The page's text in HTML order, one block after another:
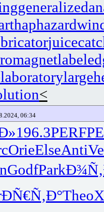
<
06:34
196.3PERF
OrieElseAnti
GodfPark
ÐÑ€Ñ‚Ð°Theo